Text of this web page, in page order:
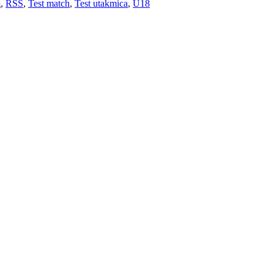
, RSS, Test match, Test utakmica, U18